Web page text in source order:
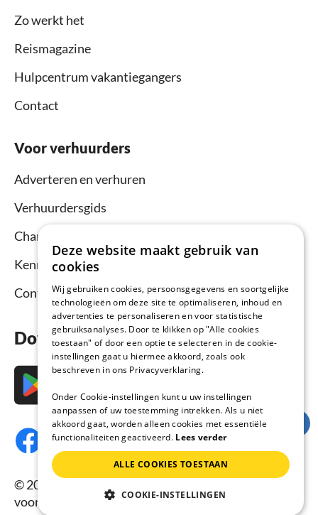
Zo werkt het
Reismagazine
Hulpcentrum vakantiegangers
Contact
Voor verhuurders
Adverteren en verhuren
Verhuurdersgids
Channel Manager
Kennisbank verhuurders
Contact
Download nu de app
© 2026 Vakantiehuisnu.nl, Alle rechten
voorbehouden.
Deze website maakt gebruik van
cookies
Wij gebruiken cookies, persoonsgegevens en soortgelijke
technologieën om deze site te optimaliseren, inhoud en
advertenties te personaliseren en voor statistische
gebruiksanalyses. Door te klikken op "Alle cookies
toestaan" of door een optie te selecteren in de cookie-
instellingen gaat u hiermee akkoord, zoals ook
beschreven in ons Privacyverklaring.
Onder Cookie-instellingen kunt u uw instellingen
aanpassen of uw toestemming intrekken. Als u niet
akkoord gaat, worden alleen cookies met essentiële
functionaliteiten geactiveerd. Lees verder
ALLE COOKIES TOESTAAN
COOKIE-INSTELLINGEN